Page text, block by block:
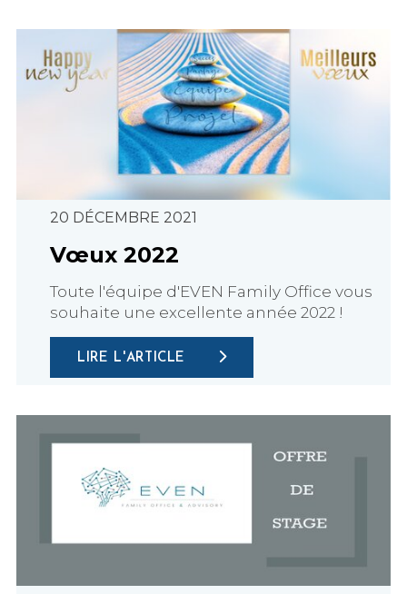
20 DÉCEMBRE 2021
Vœux 2022
Toute l'équipe d'EVEN Family Office vous
souhaite une excellente année 2022 !
LIRE L'ARTICLE